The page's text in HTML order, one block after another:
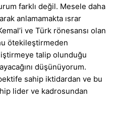
farklı değil. Mesele daha
anlamamakta ısrar
ve Türk rönesansı olan
ötekileştirmeden
talip olunduğu
düşünüyorum.
sahip iktidardan ve bu
lider ve kadrosundan